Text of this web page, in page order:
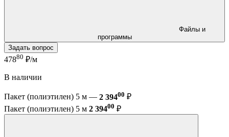
программы
Задать вопрос
47880 ₽/м
В наличии
Пакет (полиэтилен) 5 м — 2 39400 ₽
Пакет (полиэтилен) 5 м 2 39400 ₽